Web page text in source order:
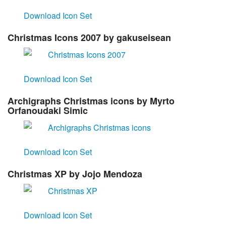
Download Icon Set
Christmas Icons 2007 by gakuseisean
Download Icon Set
Archigraphs Christmas icons by Myrto
Orfanoudaki Simic
Download Icon Set
Christmas XP by Jojo Mendoza
Download Icon Set